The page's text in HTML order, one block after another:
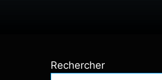
Rechercher